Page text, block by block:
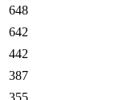
648
642
442
387